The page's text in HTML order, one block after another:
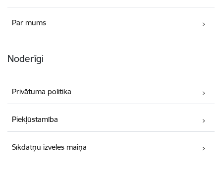
Par mums
Noderīgi
Privātuma politika
Piekļūstamība
Sīkdatņu izvēles maiņa